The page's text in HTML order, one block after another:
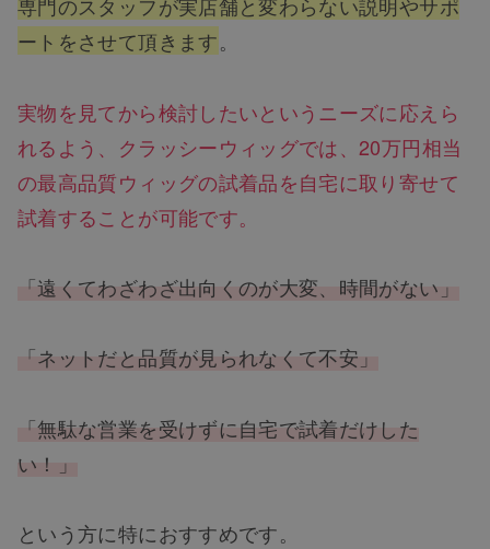
ートをさせて頂きます。
実物を見てから検討したいというニーズに応えら
れるよう、クラッシーウィッグでは、20万円相当
の最高品質ウィッグの試着品を自宅に取り寄せて
試着することが可能です。
「遠くてわざわざ出向くのが大変、時間がない」
「ネットだと品質が見られなくて不安」
「無駄な営業を受けずに自宅で試着だけした
い！」
という方に特におすすめです。